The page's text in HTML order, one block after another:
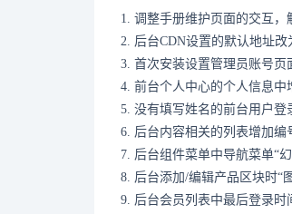
调整手册维护页面的交互
后台CDN设置的默认地址改
首次安装设置管理员账号页
前台个人中心的个人信息中
没有填写姓名的前台用户登
后台内容相关的列表增加编
后台组件菜单中导航菜单“
后台添加/编辑产品区块时“
后台会员列表中最后登录时